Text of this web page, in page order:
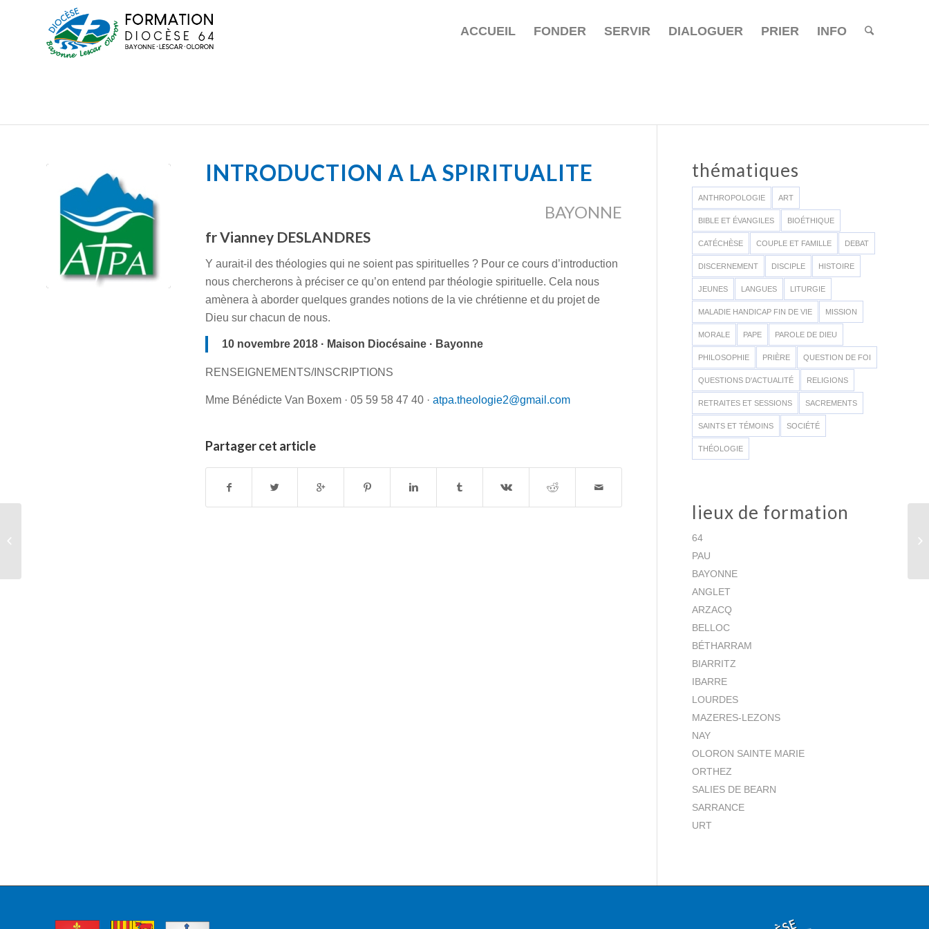
ACCUEIL FONDER SERVIR DIALOGUER PRIER INFO
INTRODUCTION A LA SPIRITUALITE
BAYONNE
fr Vianney DESLANDRES
Y aurait-il des théologies qui ne soient pas spirituelles ? Pour ce cours d’introduction
nous chercherons à préciser ce qu’on entend par théologie spirituelle. Cela nous
amènera à aborder quelques grandes notions de la vie chrétienne et du projet de
Dieu sur chacun de nous.
10 novembre 2018 · Maison Diocésaine · Bayonne
RENSEIGNEMENTS/INSCRIPTIONS
Mme Bénédicte Van Boxem · 05 59 58 47 40 · atpa.theologie2@gmail.com
Partager cet article
thématiques
ANTHROPOLOGIE ART
BIBLE ET ÉVANGILES BIOÉTHIQUE
CATÉCHÈSE COUPLE ET FAMILLE DEBAT
DISCERNEMENT DISCIPLE HISTOIRE
JEUNES LANGUES LITURGIE
MALADIE HANDICAP FIN DE VIE MISSION
MORALE PAPE PAROLE DE DIEU
PHILOSOPHIE PRIÈRE QUESTION DE FOI
QUESTIONS D'ACTUALITÉ RELIGIONS
RETRAITES ET SESSIONS SACREMENTS
SAINTS ET TÉMOINS SOCIÉTÉ
THÉOLOGIE
lieux de formation
64
PAU
BAYONNE
ANGLET
ARZACQ
BELLOC
BÉTHARRAM
BIARRITZ
IBARRE
LOURDES
MAZERES-LEZONS
NAY
OLORON SAINTE MARIE
ORTHEZ
SALIES DE BEARN
SARRANCE
URT